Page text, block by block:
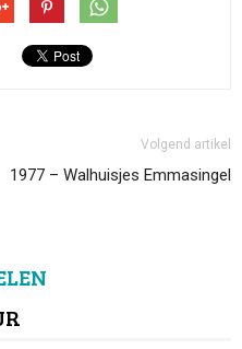
Volgend artikel
1977 – Walhuisjes Emmasingel